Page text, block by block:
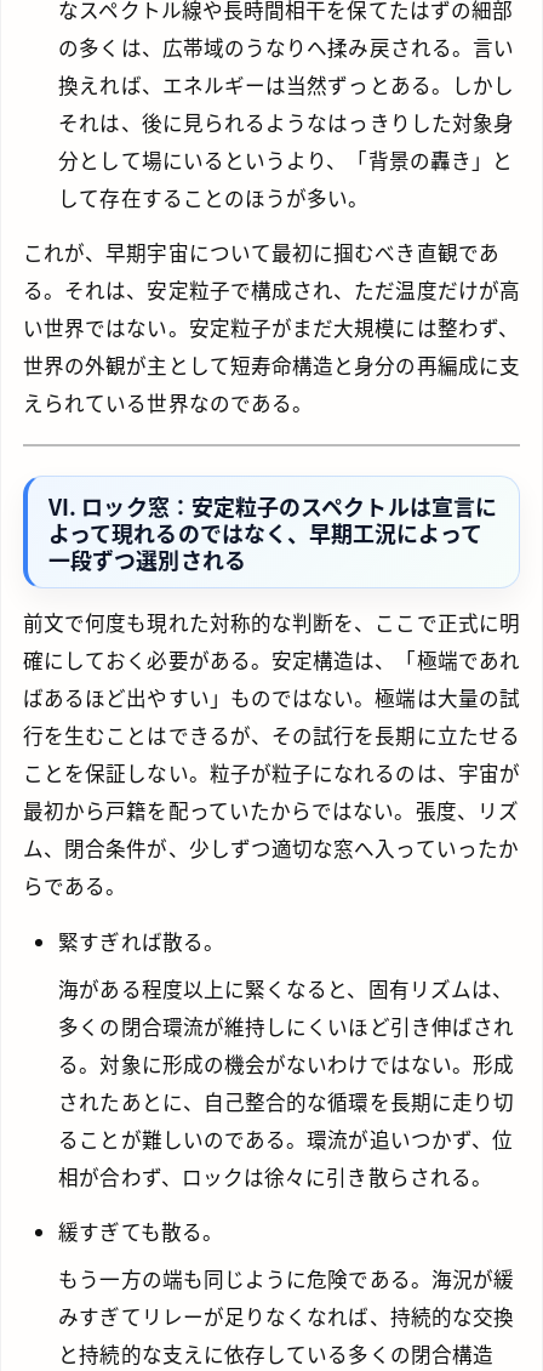
なスペクトル線や長時間相干を保てたはずの細部
の多くは、広帯域のうなりへ揉み戻される。言い
換えれば、エネルギーは当然ずっとある。しかし
それは、後に見られるようなはっきりした対象身
分として場にいるというより、「背景の轟き」と
して存在することのほうが多い。
これが、早期宇宙について最初に掴むべき直観であ
る。それは、安定粒子で構成され、ただ温度だけが高
い世界ではない。安定粒子がまだ大規模には整わず、
世界の外観が主として短寿命構造と身分の再編成に支
えられている世界なのである。
VI. ロック窓：安定粒子のスペクトルは宣言に
よって現れるのではなく、早期工況によって
一段ずつ選別される
前文で何度も現れた対称的な判断を、ここで正式に明
確にしておく必要がある。安定構造は、「極端であれ
ばあるほど出やすい」ものではない。極端は大量の試
行を生むことはできるが、その試行を長期に立たせる
ことを保証しない。粒子が粒子になれるのは、宇宙が
最初から戸籍を配っていたからではない。張度、リズ
ム、閉合条件が、少しずつ適切な窓へ入っていったか
らである。
緊すぎれば散る。
海がある程度以上に緊くなると、固有リズムは、
多くの閉合環流が維持しにくいほど引き伸ばされ
る。対象に形成の機会がないわけではない。形成
されたあとに、自己整合的な循環を長期に走り切
ることが難しいのである。環流が追いつかず、位
相が合わず、ロックは徐々に引き散らされる。
緩すぎても散る。
もう一方の端も同じように危険である。海況が緩
みすぎてリレーが足りなくなれば、持続的な交換
と持続的な支えに依存している多くの閉合構造